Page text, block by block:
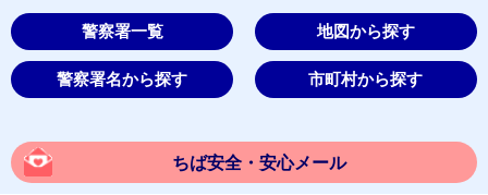
警察署一覧 地図から探す
警察署名から探す 市町村から探す
ちば安全・安心メール